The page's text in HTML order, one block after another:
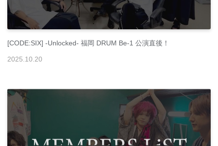
[CODE:SIX] -Unlocked- 福岡 DRUM Be-1 公演直後！
2025.10.20